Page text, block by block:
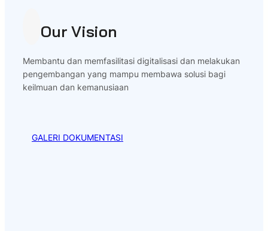
Our Vision
Membantu dan memfasilitasi digitalisasi dan melakukan
pengembangan yang mampu membawa solusi bagi
keilmuan dan kemanusiaan
GALERI DOKUMENTASI